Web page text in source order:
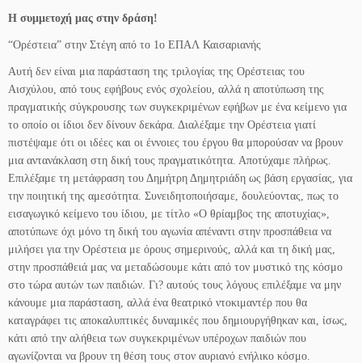
Η συμμετοχή μας στην δράση!
“Ορέστεια” στην Στέγη από το 1ο ΕΠΑΛ Καισαριανής
Αυτή δεν είναι μια παράσταση της τριλογίας της Ορέστειας του
Αισχύλου, από τους εφήβους ενός σχολείου, αλλά η αποτύπωση της
πραγματικής σύγκρουσης των συγκεκριμένων εφήβων με ένα κείμενο για
το οποίο οι ίδιοι δεν δίνουν δεκάρα. Διαλέξαμε την Ορέστεια γιατί
πιστέψαμε ότι οι ιδέες και οι έννοιες του έργου θα μπορούσαν να βρουν
μια αντανάκλαση στη δική τους πραγματικότητα. Αποτύχαμε πλήρως.
Επιλέξαμε τη μετάφραση του Δημήτρη Δημητριάδη ως βάση εργασίας, για
την ποιητική της αμεσότητα. Συνειδητοποιήσαμε, δουλεύοντας, πως το
εισαγωγικό κείμενο του ίδιου, με τίτλο «Ο θρίαμβος της αποτυχίας»,
αποτύπωνε όχι μόνο τη δική του αγωνία απέναντι στην προσπάθεια να
μιλήσει για την Ορέστεια με όρους σημερινούς, αλλά και τη δική μας,
στην προσπάθειά μας να μεταδώσουμε κάτι από τον μυστικό της κόσμο
στο τώρα αυτών των παιδιών. Γι? αυτούς τους λόγους επιλέξαμε να μην
κάνουμε μια παράσταση, αλλά ένα θεατρικό ντοκιμαντέρ που θα
καταγράφει τις αποκαλυπτικές δυναμικές που δημιουργήθηκαν και, ίσως,
κάτι από την αλήθεια των συγκεκριμένων υπέροχων παιδιών που
αγωνίζονται να βρουν τη θέση τους στον αυριανό ενήλικο κόσμο.